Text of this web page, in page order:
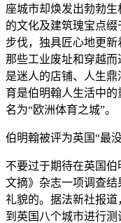
座城市却焕发出勃勃
的文化及建筑瑰宝点
步伐，独具匠心地更
那些工业废址和穿越
是迷人的店铺、人生
育是伯明翰人生活中
名为“欧洲体育之城”。
伯明翰被评为英国“最
不要过于期待在英国
文摘》杂志一项调查
礼貌的。据法新社报道
到英国八个城市进行